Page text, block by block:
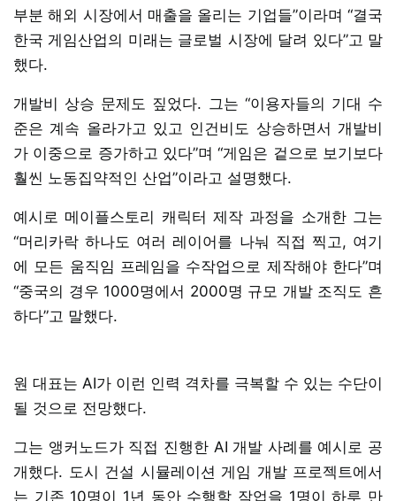
부분 해외 시장에서 매출을 올리는 기업들”이라며 “결국
한국 게임산업의 미래는 글로벌 시장에 달려 있다”고 말
했다.
개발비 상승 문제도 짚었다. 그는 “이용자들의 기대 수
준은 계속 올라가고 있고 인건비도 상승하면서 개발비
가 이중으로 증가하고 있다”며 “게임은 겉으로 보기보다
훨씬 노동집약적인 산업”이라고 설명했다.
예시로 메이플스토리 캐릭터 제작 과정을 소개한 그는
“머리카락 하나도 여러 레이어를 나눠 직접 찍고, 여기
에 모든 움직임 프레임을 수작업으로 제작해야 한다”며
“중국의 경우 1000명에서 2000명 규모 개발 조직도 흔
하다”고 말했다.
원 대표는 AI가 이런 인력 격차를 극복할 수 있는 수단이
될 것으로 전망했다.
그는 앵커노드가 직접 진행한 AI 개발 사례를 예시로 공
개했다. 도시 건설 시뮬레이션 게임 개발 프로젝트에서
는 기존 10명이 1년 동안 수행할 작업을 1명이 하루 만